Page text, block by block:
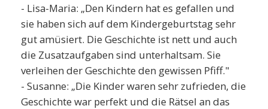
- Lisa-Maria: „Den Kindern hat es gefallen und
sie haben sich auf dem Kindergeburtstag sehr
gut amüsiert. Die Geschichte ist nett und auch
die Zusatzaufgaben sind unterhaltsam. Sie
verleihen der Geschichte den gewissen Pfiff."
- Susanne: „Die Kinder waren sehr zufrieden, die
Geschichte war perfekt und die Rätsel an das